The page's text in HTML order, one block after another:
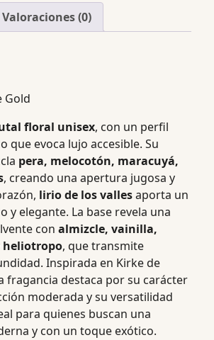
Valoraciones (0)
Gold
floral unisex, con un perfil
que evoca lujo accesible. Su
pera, melocotón, maracuyá,
, creando una apertura jugosa y
lirio de los vallesaporta un
y elegante. La base revela una
con almizcle, vainilla,
heliotropo, que transmite
Inspirada en Kirke de
fragancia destaca por su carácter
moderada y su versatilidad
para quienes buscan una
y con un toque exótico.